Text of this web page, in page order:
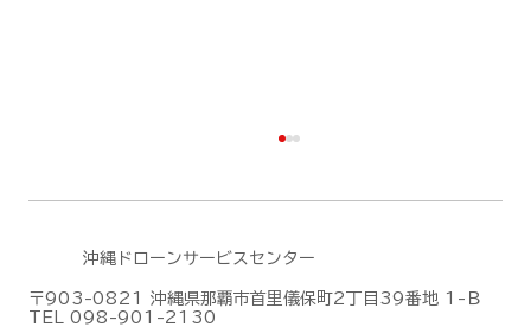
沖縄ドローンサービスセンター
〒903-0821 沖縄県那覇市首里儀保町2丁目39番地 1-Ｂ
TEL 098-901-2130